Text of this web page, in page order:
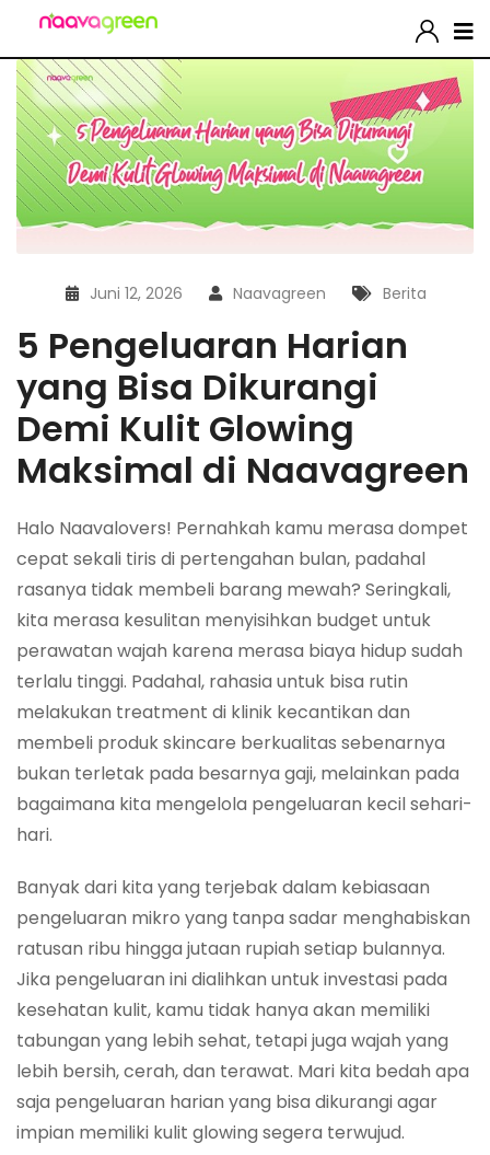
Juni 12, 2026 Naavagreen Berita
5 Pengeluaran Harian
yang Bisa Dikurangi
Demi Kulit Glowing
Maksimal di Naavagreen
Halo Naavalovers! Pernahkah kamu merasa dompet
cepat sekali tiris di pertengahan bulan, padahal
rasanya tidak membeli barang mewah? Seringkali,
kita merasa kesulitan menyisihkan budget untuk
perawatan wajah karena merasa biaya hidup sudah
terlalu tinggi. Padahal, rahasia untuk bisa rutin
melakukan treatment di klinik kecantikan dan
membeli produk skincare berkualitas sebenarnya
bukan terletak pada besarnya gaji, melainkan pada
bagaimana kita mengelola pengeluaran kecil sehari-
hari.
Banyak dari kita yang terjebak dalam kebiasaan
pengeluaran mikro yang tanpa sadar menghabiskan
ratusan ribu hingga jutaan rupiah setiap bulannya.
Jika pengeluaran ini dialihkan untuk investasi pada
kesehatan kulit, kamu tidak hanya akan memiliki
tabungan yang lebih sehat, tetapi juga wajah yang
lebih bersih, cerah, dan terawat. Mari kita bedah apa
saja pengeluaran harian yang bisa dikurangi agar
impian memiliki kulit glowing segera terwujud.